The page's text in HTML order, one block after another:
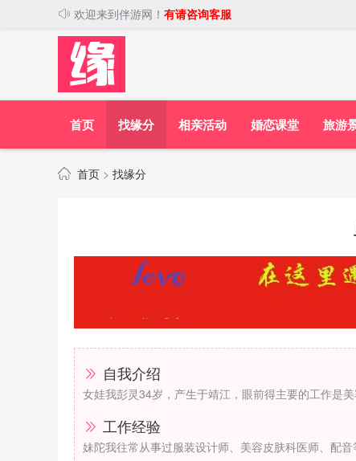
欢迎来到伴游网！ 有请咨询客服
首页 找缘分 相亲活动 婚恋课堂 旅游
首页 > 找缘分
自我介绍
女娃我彭灵34岁，产生于靖江，眼前得主要的工作是
工作经验
妹陀我往常从事过服装设计师、美容皮肤科医师、配